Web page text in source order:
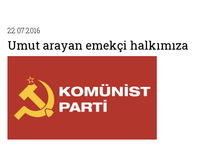
22.07.2016
Umut arayan emekçi halkımıza